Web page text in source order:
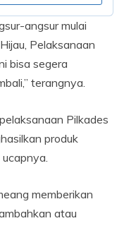
angsur mulai
Pelaksanaan
bisa segera
terangnya.
Pilkades
produk
memberikan
atau